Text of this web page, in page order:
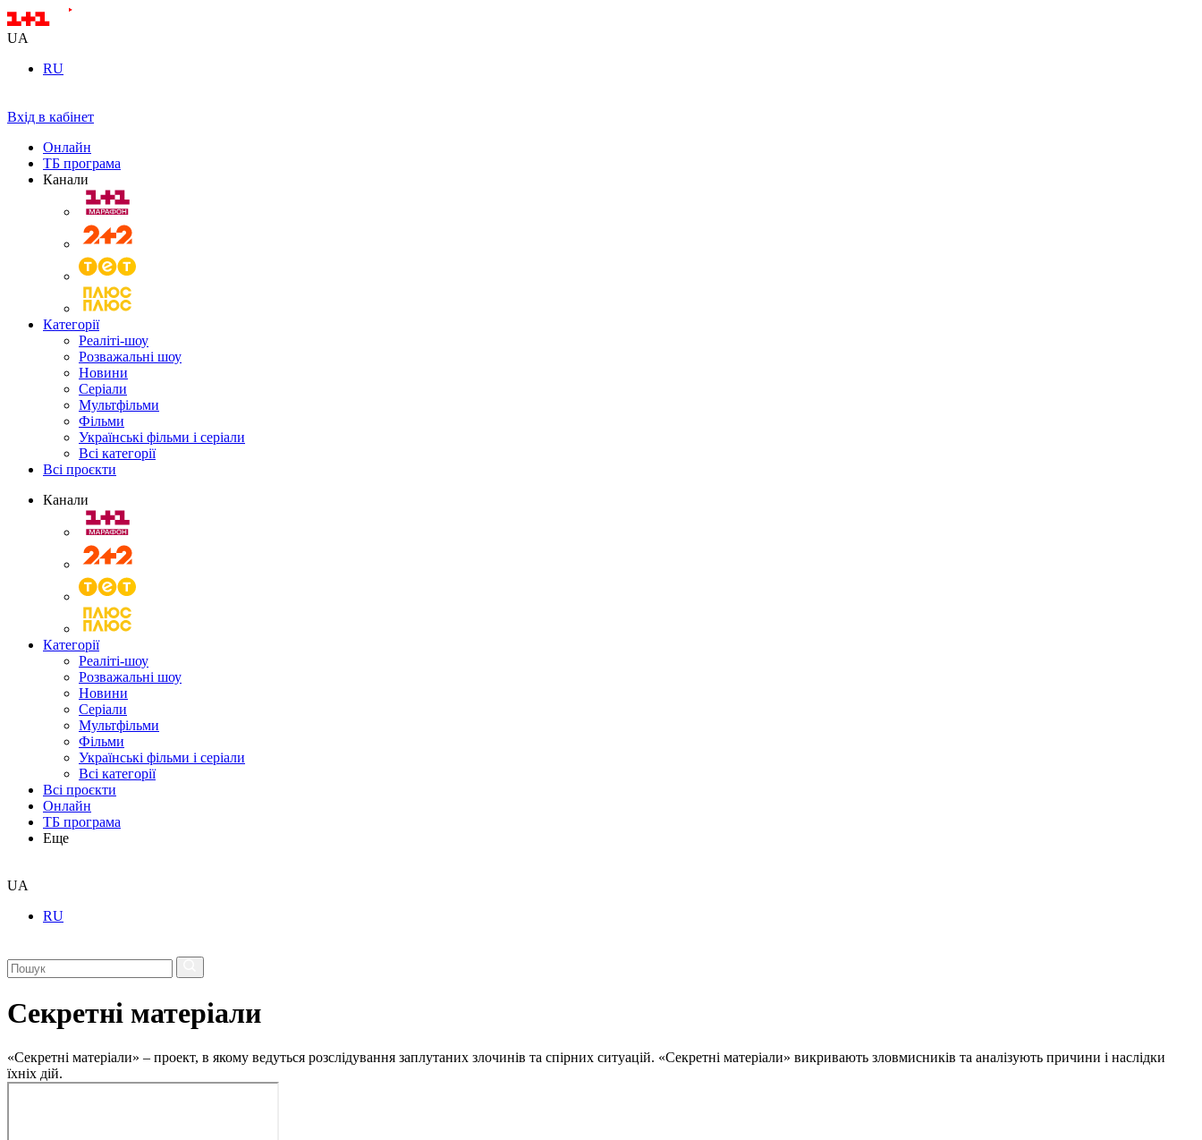
UA
RU
Вхід в кабінет
Онлайн
ТБ програма
Канали
Категорії
Реаліті-шоу
Розважальні шоу
Новини
Серіали
Мультфільми
Фільми
Українські фільми і серіали
Всі категорії
Всі проєкти
Канали
Категорії
Реаліті-шоу
Розважальні шоу
Новини
Серіали
Мультфільми
Фільми
Українські фільми і серіали
Всі категорії
Всі проєкти
Онлайн
ТБ програма
Еще
UA
RU
Секретні матеріали
«Секретні матеріали» – проект, в якому ведуться розслідування заплутаних злочинів та спірних ситуацій. «Секретні матеріали» викривають зловмисників та аналізують причини і наслідки
їхніх дій.